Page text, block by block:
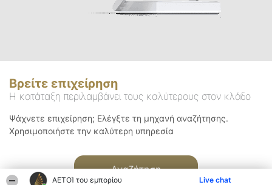
ΑΕΤΟΊ του εμπορίου Live chat
Βρείτε επιχείρηση
Η κατάταξη περιλαμβάνει τους καλύτερους στον κλάδο
Ψάχνετε επιχείρηση; Ελέγξτε τη μηχανή αναζήτησης.
Χρησιμοποιήστε την καλύτερη υπηρεσία
Αναζήτηση